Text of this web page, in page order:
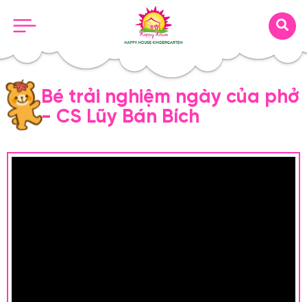
Bé trải nghiệm ngày của phở
- CS Lũy Bán Bích